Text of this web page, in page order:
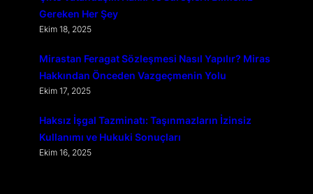
Gereken Her Şey
Ekim 18, 2025
Mirastan Feragat Sözleşmesi Nasıl Yapılır? Miras
Hakkından Önceden Vazgeçmenin Yolu
Ekim 17, 2025
Haksız İşgal Tazminatı: Taşınmazların İzinsiz
Kullanımı ve Hukuki Sonuçları
Ekim 16, 2025